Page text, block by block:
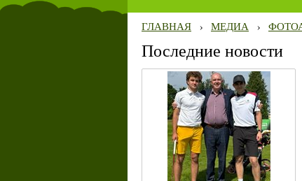
ГЛАВНАЯ › МЕДИА ›
Последние новости